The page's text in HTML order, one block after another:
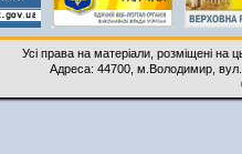
Усі права на матеріали, розміщені на
Адреса: 44700, м.Володимир,